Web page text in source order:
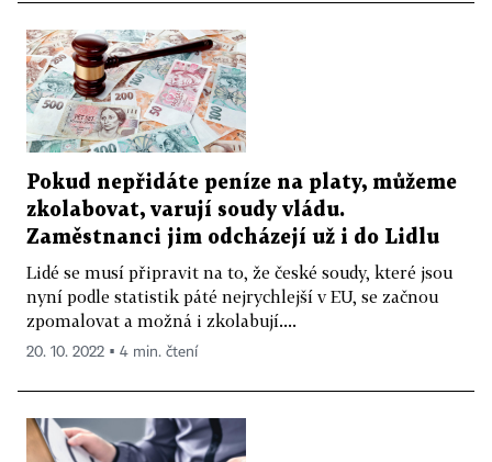
Pokud nepřidáte peníze na platy, můžeme
zkolabovat, varují soudy vládu.
Zaměstnanci jim odcházejí už i do Lidlu
Lidé se musí připravit na to, že české soudy, které jsou
nyní podle statistik páté nejrychlejší v EU, se začnou
zpomalovat a možná i zkolabují....
20. 10. 2022 ▪ 4 min. čtení